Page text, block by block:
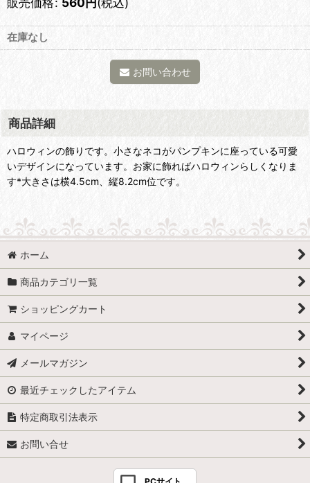
在庫なし
お問い合わせ
商品詳細
ハロウィンの飾りです。小さなネコがパンプキンに座っている可愛
いデザインになっています。お家に飾ればハロウィンらしくなりま
す*大きさは横4.5cm、縦8.2cm位です。
ホーム
商品カテゴリ一覧
ショッピングカート
マイページ
メールマガジン
最近チェックしたアイテム
特定商取引法表示
お問い合せ